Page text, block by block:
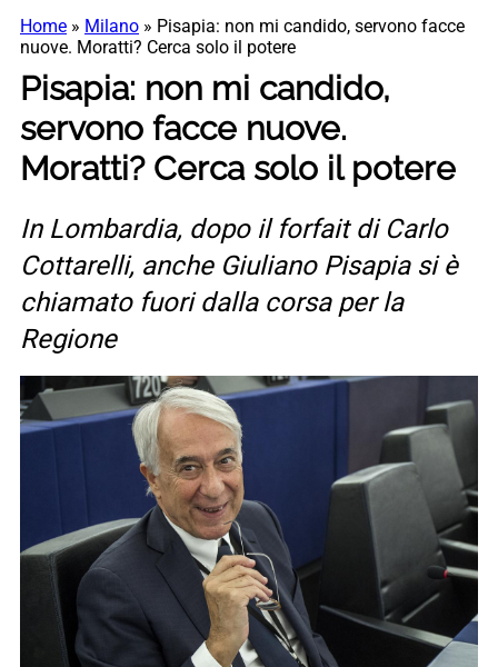
Home » Milano » Pisapia: non mi candido, servono facce
nuove. Moratti? Cerca solo il potere
Pisapia: non mi candido,
servono facce nuove.
Moratti? Cerca solo il potere
In Lombardia, dopo il forfait di Carlo
Cottarelli, anche Giuliano Pisapia si è
chiamato fuori dalla corsa per la
Regione